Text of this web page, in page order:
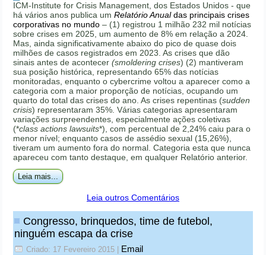
ICM-Institute for Crisis Management, dos Estados Unidos - que
há vários anos publica umRelatório Anualdas principais crises
corporativas no mundo – (1) registrou 1 milhão 232 mil notícias
sobre crises em 2025, um aumento de 8% em relação a 2024.
Mas, ainda significativamente abaixo do pico de quase dois
milhões de casos registrados em 2023. As crises que dão
sinais antes de acontecer(smoldering crises) (2) mantiveram
sua posição histórica, representando 65% das notícias
monitoradas, enquanto o cybercrime voltou a aparecer como a
categoria com a maior proporção de notícias, ocupando um
quarto do total das crises do ano. As crises repentinas (sudden
crisis) representaram 35%. Várias categorias apresentaram
variações surpreendentes, especialmente ações coletivas
(*class actions lawsuits*), com percentual de 2,24% caiu para o
menor nível; enquanto casos de assédio sexual (15,26%),
tiveram um aumento fora do normal. Categoria esta que nunca
apareceu com tanto destaque, em qualquer Relatório anterior.
Leia mais...
Leia outros Comentários
Congresso, brinquedos, time de futebol,
ninguém escapa da crise
Criado: 17 Fevereiro 2015 Email